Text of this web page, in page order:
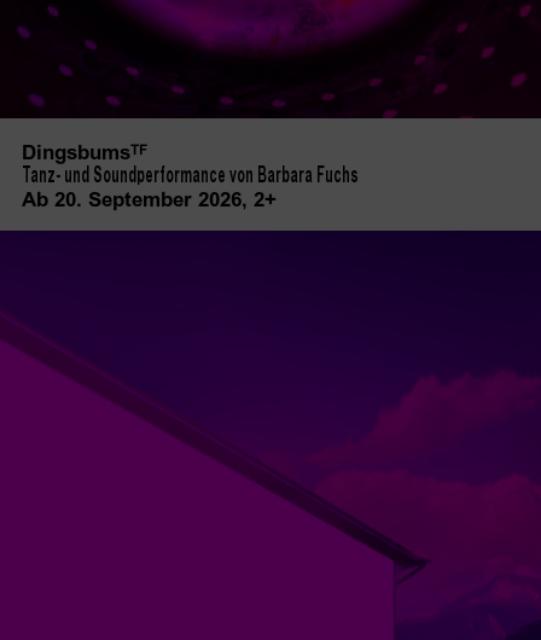
DingsbumsTF
Tanz- und Soundperformance von Barbara Fuchs
Ab 20. September 2026, 2+